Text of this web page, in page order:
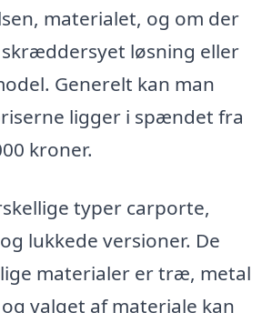
materialet, og om der
løsning eller
Generelt kan man
ligger i spændet fra
kroner.
typer carporte,
lukkede versioner. De
materialer er træ, metal
valget af materiale kan